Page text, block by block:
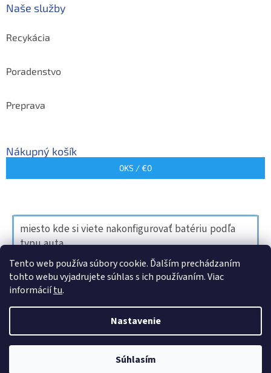
Tento web používa súbory cookie. Ďalším prechádzaním
tohto webu vyjadrujete súhlas s ich používaním. Viac
informáciítu.
Nastavenie
Súhlasím
Naše služby
Recykácia
Poradenstvo
Preprava
Nákupný košík
0KS /€0
miesto kde si viete nakonfigurovať batériu podľa
typu auta
Copyright 2026autobaterietollingersksro.sk. Všetky práva
vyhradené.